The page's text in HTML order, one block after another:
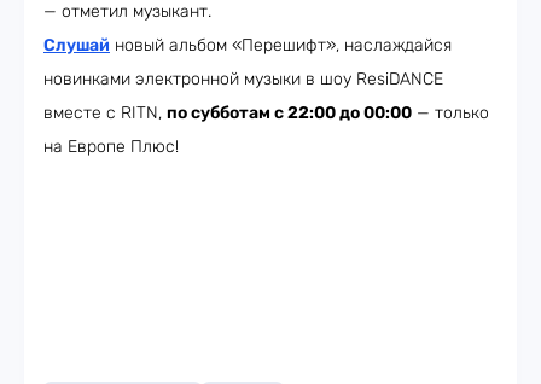
— отметил музыкант.
Слушай новый альбом «Перешифт», наслаждайся
новинками электронной музыки в шоу ResiDANCE
вместе с RITN, по субботам с 22:00 до 00:00 — только
на Европе Плюс!​